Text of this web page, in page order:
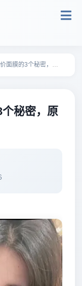
个秘密，原来这样敷才不浪费
秘密，原